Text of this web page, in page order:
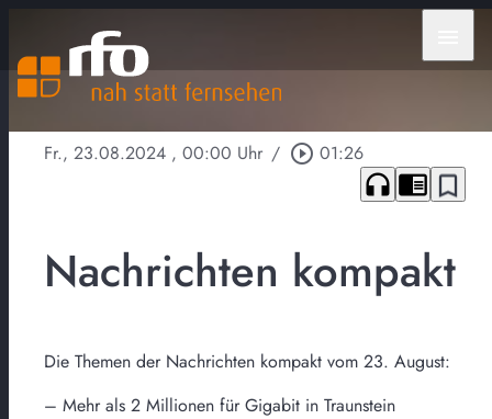
Fr., 23.08.2024 , 00:00 Uhr / play_circle_outline 01:26
headphones chrome_reader_mode bookmark_border
Nachrichten kompakt
Die Themen der Nachrichten kompakt vom 23. August:
– Mehr als 2 Millionen für Gigabit in Traunstein